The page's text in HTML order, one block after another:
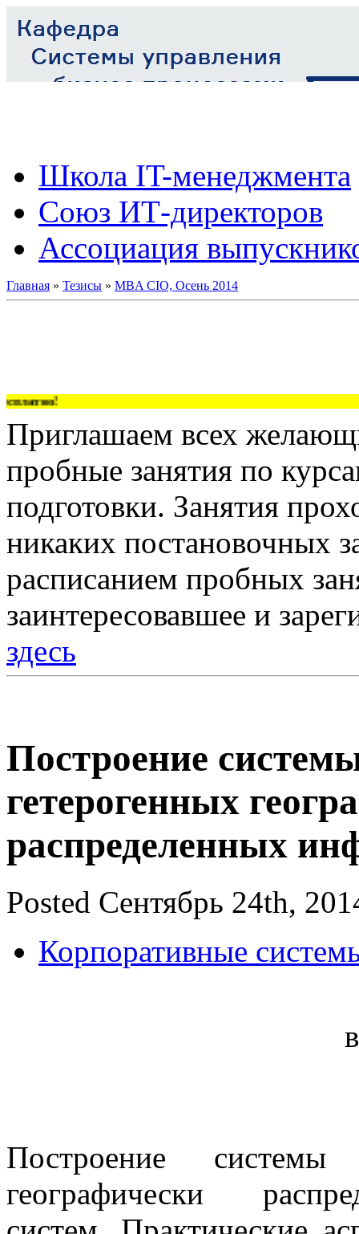
Школа IT-менеджмента
Союз ИТ-директоров
Ассоциация
Главная » Тезисы » MBA CIO, Осень 2014
Приглашаем всех
пробные занятия по
подготовки. Занятия
никаких постановочных
расписанием пробных
заинтересовавшее и
здесь
Построение
гетерогенных
распределенных
Posted Сентябрь 24th,
Корпоративные
Построение системы
географически